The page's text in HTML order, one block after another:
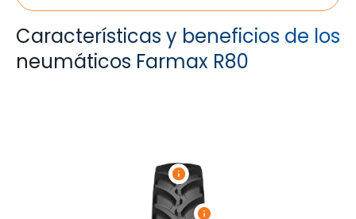
Características y beneficios de los
neumáticos Farmax R80